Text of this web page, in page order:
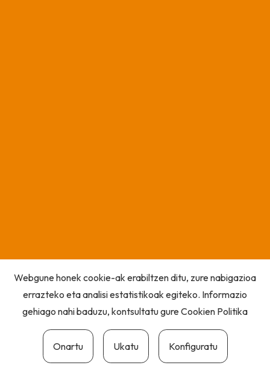
Webgune honek cookie-ak erabiltzen ditu, zure nabigazioa
errazteko eta analisi estatistikoak egiteko. Informazio
gehiago nahi baduzu, kontsultatu gureCookien Politika
Onartu Ukatu Konfiguratu